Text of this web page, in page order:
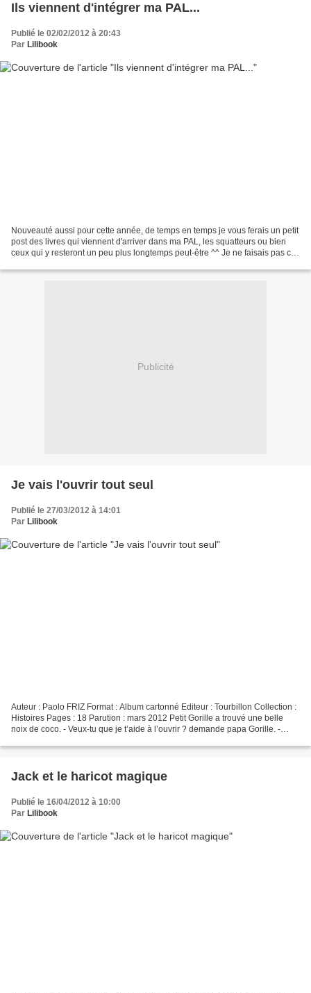
Ils viennent d'intégrer ma PAL...
Publié le 02/02/2012 à 20:43
Par Lilibook
Nouveauté aussi pour cette année, de temps en temps je vous ferais un petit
post des livres qui viennent d'arriver dans ma PAL, les squatteurs ou bien
ceux qui y resteront un peu plus longtemps peut-être ^^ Je ne faisais pas ce
Publicité
Je vais l'ouvrir tout seul
Publié le 27/03/2012 à 14:01
Par Lilibook
Auteur : Paolo FRIZ Format : Album cartonné Editeur : Tourbillon Collection :
Histoires Pages : 18 Parution : mars 2012 Petit Gorille a trouvé une belle
noix de coco. - Veux-tu que je t’aide à l’ouvrir ? demande papa Gorille. -
Jack et le haricot magique
Publié le 16/04/2012 à 10:00
Par Lilibook